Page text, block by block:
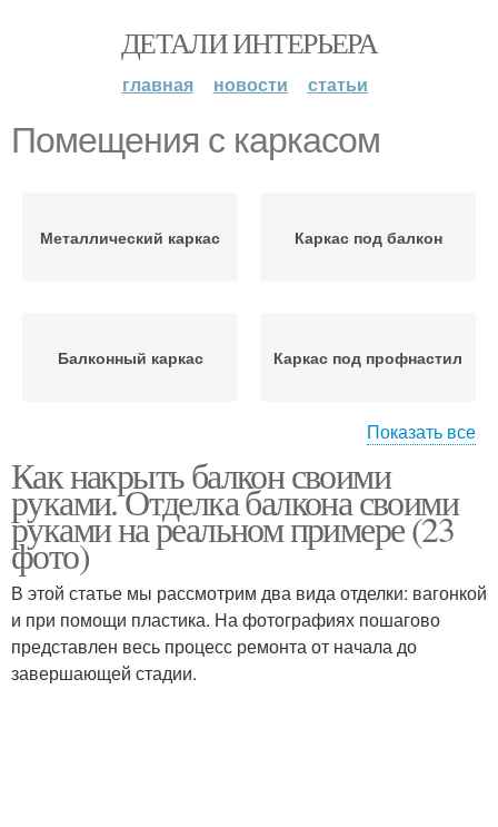
ДЕТАЛИ ИНТЕРЬЕРА
главная новости статьи
Помещения с каркасом
Металлический каркас Каркас под балкон
Балконный каркас Каркас под профнастил
Независимый каркас Зависимый каркас
Крыша с зависимым
каркасом
Показать все
Как накрыть балкон своими
руками. Отделка балкона своими
руками на реальном примере (23
фото)
В этой статье мы рассмотрим два вида отделки: вагонкой
и при помощи пластика. На фотографиях пошагово
представлен весь процесс ремонта от начала до
завершающей стадии.